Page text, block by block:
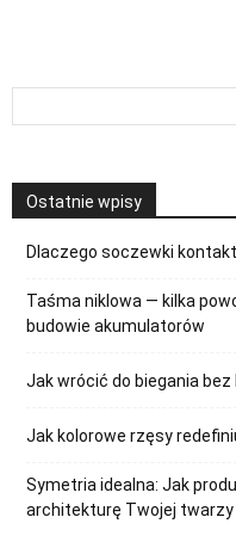
Ostatnie wpisy
Dlaczego soczewki
Taśma niklowa — kilka
budowie akumulatorów
Jak wrócić do biegania
Jak kolorowe rzęsy
Symetria idealna: Jak
architekturę Twojej twarzy